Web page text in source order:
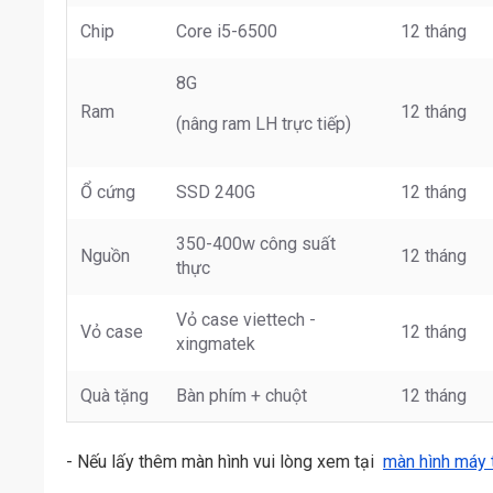
Chip Core i5-6500 12 tháng
Ram
8G
(nâng ram LH trực tiếp)
12 tháng
Ổ cứng SSD 240G 12 tháng
Nguồn
350-400w công suất
thực
12 tháng
Vỏ case
Vỏ case viettech -
xingmatek
12 tháng
Quà tặng Bàn phím + chuột 12 tháng
- Nếu lấy thêm màn hình vui lòng xem tại màn hình máy